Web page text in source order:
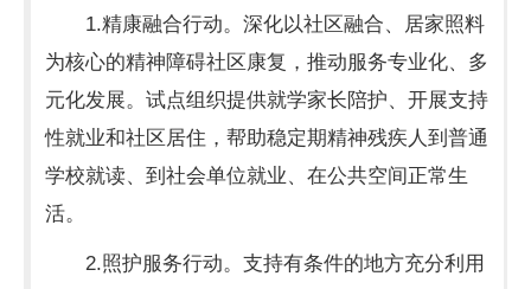
1.精康融合行动。深化以社区融合、居家照料
为核心的精神障碍社区康复，推动服务专业化、多
元化发展。试点组织提供就学家长陪护、开展支持
性就业和社区居住，帮助稳定期精神残疾人到普通
学校就读、到社会单位就业、在公共空间正常生
活。
2.照护服务行动。支持有条件的地方充分利用